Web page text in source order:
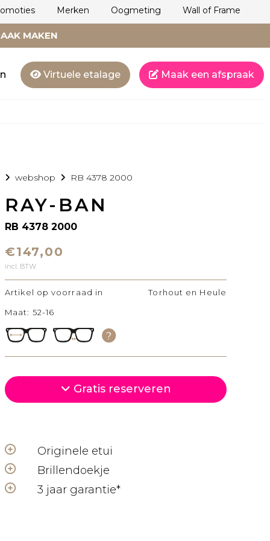
Merken Oogmeting Wall of Frame
MAKEN
Virtuele etalage Maak een afspraak
webshop RB 4378 2000
RAY-BAN
RB 4378 2000
€147,00
incl. BTW
Artikel op voorraad in Torhout en Heule
Maat: 52-16
Gratis reserveren
Originele etui
Brillendoekje
3 jaar garantie*